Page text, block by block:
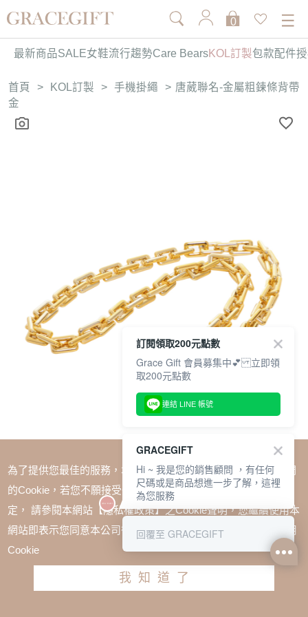
0
最新商品SALE女鞋流行趨勢Care BearsKOL訂製包款配件
首頁 > KOL訂製 > 手機掛繩 > 唐葳聯名-金屬粗鍊條背帶
金
唐葳聯名-金屬粗鍊條背帶 金
為了提供您最佳的服務，本網站會在您的電腦中放置並取用我們
的Cookie，若您不願接受Cookie時應如何變更電腦的Cookie設
定， 請參閱本網站【隱私權政策】之Cookie聲明，您繼續使用本
網站即表示您同意本公司得按本網站使用條款之Cookie聲明使用
Cookie
我知道了
訂閱領取200元點數
Grace Gift 會員募集中💕 立即領
取200元點數
連結 LINE 帳號
GRACEGIFT
Hi ~ 我是您的銷售顧問 ，有任何
尺碼或是商品想進一步了解，這裡
為您服務
回覆至 GRACEGIFT